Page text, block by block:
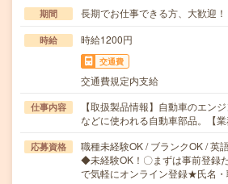
期間 長期でお仕事できる方、大歓迎！
時給 時給1200円
交通費
交通費規定内支給
仕事内容
【取扱製品情報】自動車のエン
などに使われる自動車部品。【
応募資格
職種未経験OK / ブランクOK / 英
◆未経験OK！〇まずは事前登録
で気軽にオンライン登録★氏名